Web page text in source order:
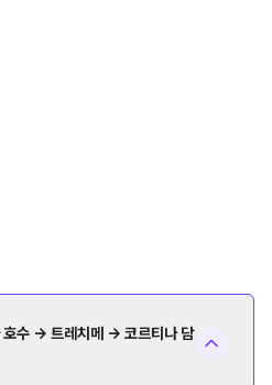
수 → 트레치메 → 코르티나 담